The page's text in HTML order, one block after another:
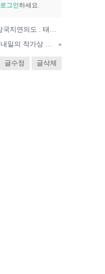
로그인하세요.
[겸재정선미술관] <삼국지연의도 : 태평성대를 염원하다> 展
[겸재정선미술관] 겸재 내일의 작가상 2018 수상자 <노경민 : 물속에서> 展
»
글수정 글삭제